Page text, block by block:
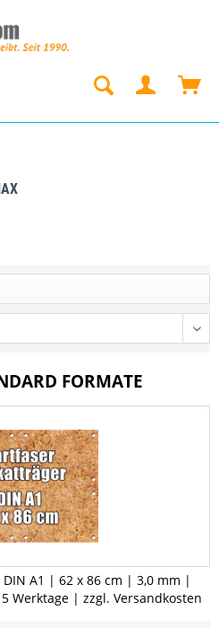
FORMATE
A1 | 62 x 86 cm | 3,0 mm |
Werktage | zzgl. Versandkosten